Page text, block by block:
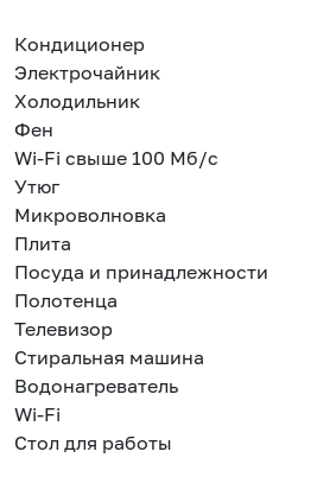
Кондиционер
Электрочайник
Холодильник
Фен
Wi-Fi свыше 100 Мб/с
Утюг
Микроволновка
Плита
Посуда и принадлежности
Полотенца
Телевизор
Стиральная машина
Водонагреватель
Wi-Fi
Стол для работы